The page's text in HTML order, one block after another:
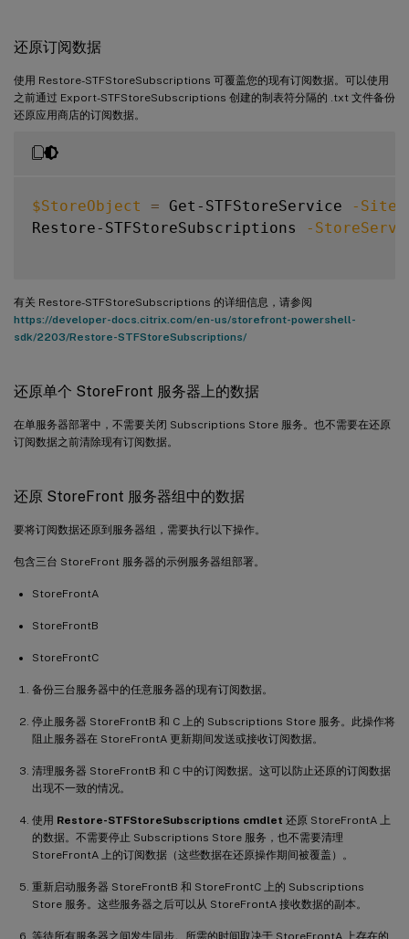
还原订阅数据
使用 Restore-STFStoreSubscriptions 可覆盖您的现有订阅数据。可以使用
之前通过 Export-STFStoreSubscriptions 创建的制表符分隔的 .txt 文件备份
还原应用商店的订阅数据。
$StoreObject = Get-STFStoreService
-
Restore-STFStoreSubscriptions
-
有关 Restore-STFStoreSubscriptions 的详细信息，请参阅
https://developer-docs.citrix.com/en-us/storefront-powershell-
sdk/2203/Restore-STFStoreSubscriptions/
还原单个 StoreFront 服务器上的数据
在单服务器部署中，不需要关闭 Subscriptions Store 服务。也不需要在还原
订阅数据之前清除现有订阅数据。
还原 StoreFront 服务器组中的数据
要将订阅数据还原到服务器组，需要执行以下操作。
包含三台 StoreFront 服务器的示例服务器组部署。
StoreFrontA
StoreFrontB
StoreFrontC
备份三台服务器中的任意服务器的现有订阅数据。
停止服务器 StoreFrontB 和 C 上的 Subscriptions Store 服务。此操作将
阻止服务器在 StoreFrontA 更新期间发送或接收订阅数据。
清理服务器 StoreFrontB 和 C 中的订阅数据。这可以防止还原的订阅数据
出现不一致的情况。
使用 Restore-STFStoreSubscriptions cmdlet 还原 StoreFrontA 上
的数据。不需要停止 Subscriptions Store 服务，也不需要清理
StoreFrontA 上的订阅数据（这些数据在还原操作期间被覆盖）。
重新启动服务器 StoreFrontB 和 StoreFrontC 上的 Subscriptions
Store 服务。这些服务器之后可以从 StoreFrontA 接收数据的副本。
等待所有服务器之间发生同步。所需的时间取决于 StoreFrontA 上存在的